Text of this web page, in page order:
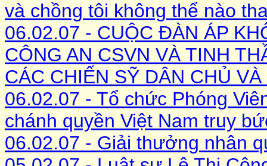
và chồng tôi không thể nào
06.02.07 - CUỘC ĐÀN ÁP
CÔNG AN CSVN VÀ TINH
CÁC CHIẾN SỸ DÂN CHỦ
06.02.07 - Tổ chức Phóng
chánh quyền Việt Nam truy
06.02.07 - Giải thưởng nhân